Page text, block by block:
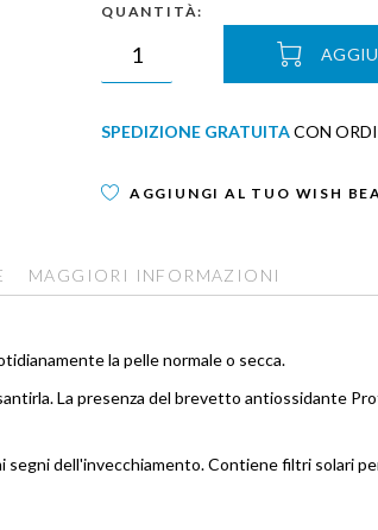
QUANTITÀ:
SPEDIZIONE GRATUITACON
AGGIUNGI AL TUO WISH
la pelle normale o secca.
La presenza del brevetto antiossidante
dell'invecchiamento. Contiene filtri solari
MAGGIORI INFORMAZIONI